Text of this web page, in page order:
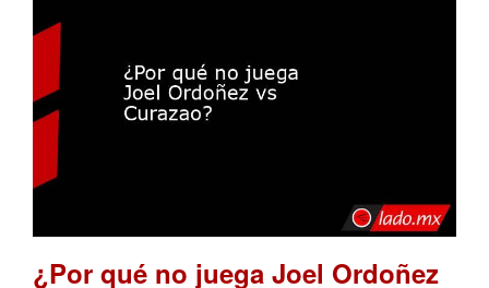
¿Por qué no juega Joel Ordoñez